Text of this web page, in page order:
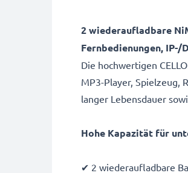
2 wiederaufladbare
Fernbedienungen, IP-/
Die hochwertigen
MP3-Player, Spielzeug,
langer Lebensdauer
Hohe Kapazität für
✔ 2 wiederaufladbare